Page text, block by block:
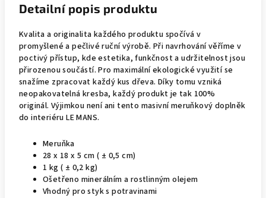
Detailní popis produktu
Kvalita a originalita každého produktu spočívá v
promyšlené a pečlivé ruční výrobě. Při navrhování věříme v
poctivý přístup, kde estetika, funkčnost a udržitelnost jsou
přirozenou součástí. Pro maximální ekologické využití se
snažíme zpracovat každý kus dřeva. Díky tomu vzniká
neopakovatelná kresba, každý produkt je tak 100%
originál. Výjimkou není ani tento masivní meruňkový doplněk
do interiéru LE MANS.
Meruňka
28 x 18 x 5 cm ( ± 0,5 cm)
1 kg ( ± 0,2 kg)
Ošetřeno minerálním a rostlinným olejem
Vhodný pro styk s potravinami